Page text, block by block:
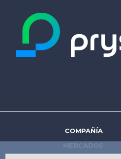
Footer
menu
COMPAÑÍA